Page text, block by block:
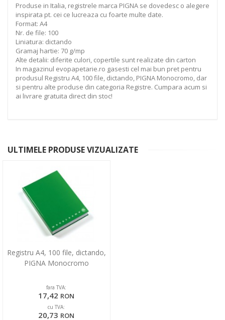
Produse in Italia, registrele marca PIGNA se dovedesc o alegere
inspirata pt. cei ce lucreaza cu foarte multe date.
Format: A4
Nr. de file: 100
Liniatura: dictando
Gramaj hartie: 70 g/mp
Alte detalii: diferite culori, copertile sunt realizate din carton
In magazinul evopapetarie.ro gasesti cel mai bun pret pentru
produsul Registru A4, 100 file, dictando, PIGNA Monocromo, dar
si pentru alte produse din categoria Registre. Cumpara acum si
ai livrare gratuita direct din stoc!
ULTIMELE PRODUSE VIZUALIZATE
Registru A4, 100 file, dictando,
PIGNA Monocromo
fara TVA:
17,42 RON
cu TVA:
20,73 RON